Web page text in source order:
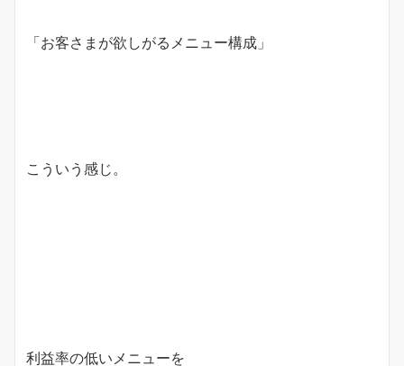
「お客さまが欲しがるメニュー構成」
こういう感じ。
利益率の低いメニューを